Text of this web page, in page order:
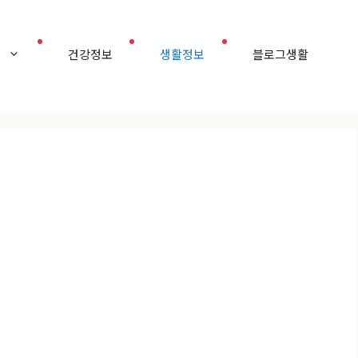
건강정보 생활정보 블로그생활